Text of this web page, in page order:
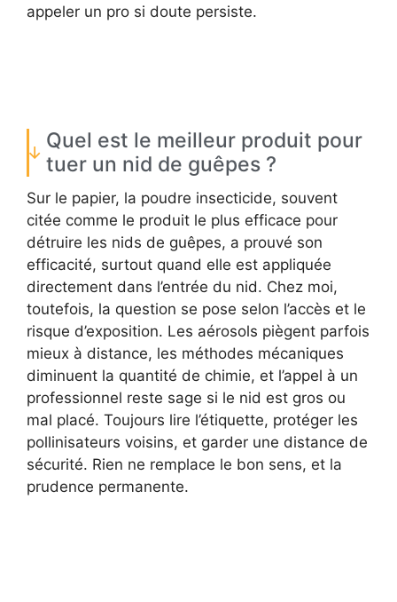
appeler un pro si doute persiste.
Quel est le meilleur produit pour
tuer un nid de guêpes ?
Sur le papier, la poudre insecticide, souvent
citée comme le produit le plus efficace pour
détruire les nids de guêpes, a prouvé son
efficacité, surtout quand elle est appliquée
directement dans l’entrée du nid. Chez moi,
toutefois, la question se pose selon l’accès et le
risque d’exposition. Les aérosols piègent parfois
mieux à distance, les méthodes mécaniques
diminuent la quantité de chimie, et l’appel à un
professionnel reste sage si le nid est gros ou
mal placé. Toujours lire l’étiquette, protéger les
pollinisateurs voisins, et garder une distance de
sécurité. Rien ne remplace le bon sens, et la
prudence permanente.